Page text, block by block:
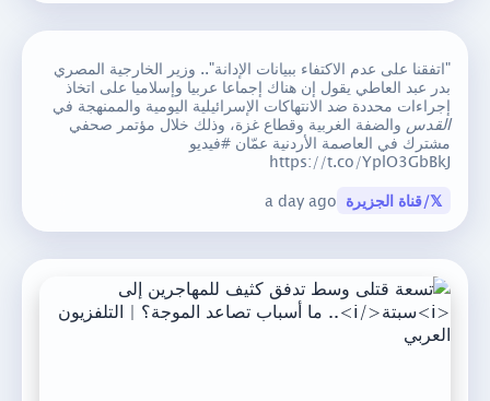
"اتفقنا على عدم الاكتفاء ببيانات الإدانة".. وزير الخارجية المصري
بدر عبد العاطي يقول إن هناك إجماعا عربيا وإسلاميا على اتخاذ
إجراءات محددة ضد الانتهاكات الإسرائيلية اليومية والممنهجة في
القدس والضفة الغربية وقطاع غزة، وذلك خلال مؤتمر صحفي
مشترك في العاصمة الأردنية عمّان #فيديو
https://t.co/YplO3GbBkJ
𝕏/قناة الجزيرة a day ago